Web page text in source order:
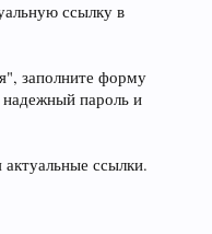
ссылку в
заполните форму
надежный пароль и
ссылки.